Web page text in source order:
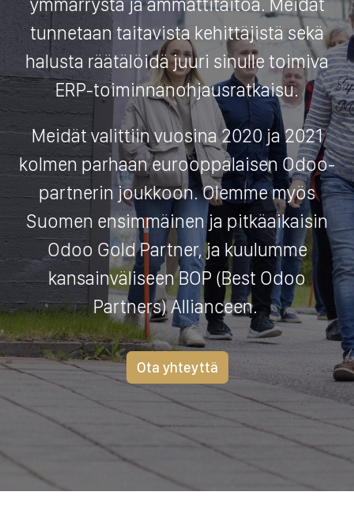
tunnetaan taitavista kehittäjistä sekä
halusta räätälöidä juuri sinulle toimiva
ERP-toiminnanohjausratkaisu.
Meidät valittiin vuosina 2020 ja 2021
kolmen parhaan eurooppalaisen Odoo-
partnerin joukkoon. Olemme myös
Suomen ensimmäinen ja pitkäaikaisin
Odoo Gold Partner, ja kuulumme
kansainväliseen BOP (Best Odoo
Partners) Allianceen.
Ota yhteyttä